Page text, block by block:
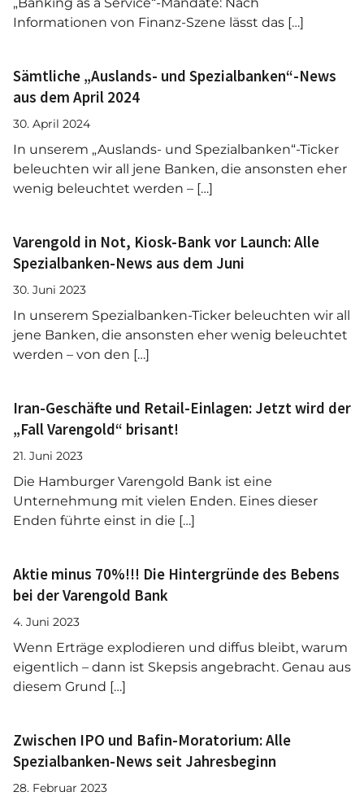
Informationen von Finanz-Szene lässt das […]
Sämtliche „Auslands- und Spezialbanken“-News
aus dem April 2024
30. April 2024
In unserem „Auslands- und Spezialbanken“-Ticker
beleuchten wir all jene Banken, die ansonsten eher
wenig beleuchtet werden – […]
Varengold in Not, Kiosk-Bank vor Launch: Alle
Spezialbanken-News aus dem Juni
30. Juni 2023
In unserem Spezialbanken-Ticker beleuchten wir all
jene Banken, die ansonsten eher wenig beleuchtet
werden – von den […]
Iran-Geschäfte und Retail-Einlagen: Jetzt wird der
„Fall Varengold“ brisant!
21. Juni 2023
Die Hamburger Varengold Bank ist eine
Unternehmung mit vielen Enden. Eines dieser
Enden führte einst in die […]
Aktie minus 70%!!! Die Hintergründe des Bebens
bei der Varengold Bank
4. Juni 2023
Wenn Erträge explodieren und diffus bleibt, warum
eigentlich – dann ist Skepsis angebracht. Genau aus
diesem Grund […]
Zwischen IPO und Bafin-Moratorium: Alle
Spezialbanken-News seit Jahresbeginn
28. Februar 2023